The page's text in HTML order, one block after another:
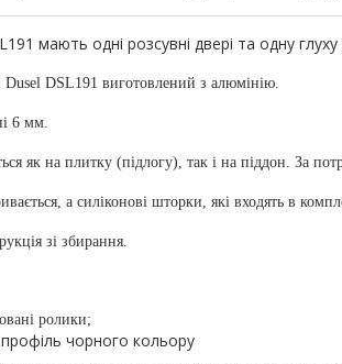
мають одні розсувні двері та одну
DSL191 виготовлений з алюмінію.
6 мм.
як на плитку (підлогу), так і на піддон. За
а силіконові шторки, які входять в
зі збирання.
ролики;
чорного кольору